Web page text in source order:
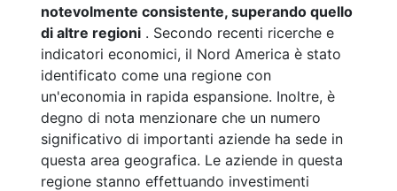
notevolmente consistente, superando quello
di altre regioni . Secondo recenti ricerche e
indicatori economici, il Nord America è stato
identificato come una regione con
un'economia in rapida espansione. Inoltre, è
degno di nota menzionare che un numero
significativo di importanti aziende ha sede in
questa area geografica. Le aziende in questa
regione stanno effettuando investimenti